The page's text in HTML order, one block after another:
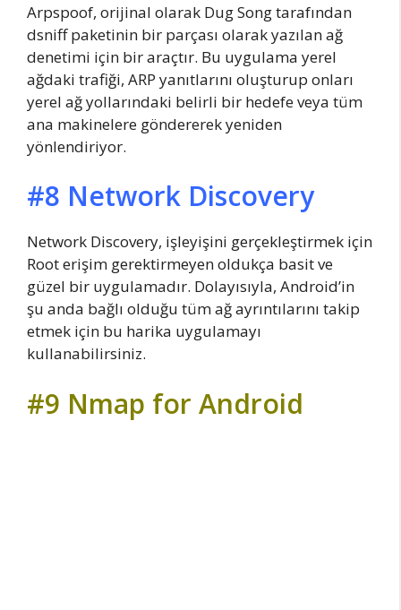
Arpspoof, orijinal olarak Dug Song tarafından
dsniff paketinin bir parçası olarak yazılan ağ
denetimi için bir araçtır. Bu uygulama yerel
ağdaki trafiği, ARP yanıtlarını oluşturup onları
yerel ağ yollarındaki belirli bir hedefe veya tüm
ana makinelere göndererek yeniden
yönlendiriyor.
#8 Network Discovery
Network Discovery, işleyişini gerçekleştirmek için
Root erişim gerektirmeyen oldukça basit ve
güzel bir uygulamadır. Dolayısıyla, Android’in
şu anda bağlı olduğu tüm ağ ayrıntılarını takip
etmek için bu harika uygulamayı
kullanabilirsiniz.
#9 Nmap for Android